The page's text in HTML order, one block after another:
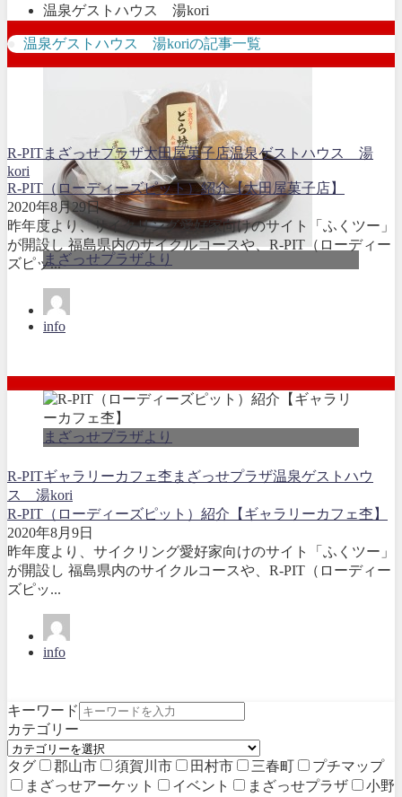
温泉ゲストハウス 湯kori
温泉ゲストハウス 湯koriの記事一覧
まざっせプラザより
R-PITまざっせプラザ太田屋菓子店温泉ゲストハウス 湯
kori
R-PIT（ローディーズピット）紹介【太田屋菓子店】
2020年8月29日
昨年度より、サイクリング愛好家向けのサイト「ふくツー」
が開設し 福島県内のサイクルコースや、R-PIT（ローディー
ズピッ...
info
まざっせプラザより
R-PITギャラリーカフェ杢 まざっせプラザ温泉ゲストハウ
ス 湯kori
R-PIT（ローディーズピット）紹介【ギャラリーカフェ杢】
2020年8月9日
昨年度より、サイクリング愛好家向けのサイト「ふくツー」
が開設し 福島県内のサイクルコースや、R-PIT（ローディー
ズピッ...
info
キーワード
カテゴリー
タグ 郡山市 須賀川市 田村市 三春町
プチマップ
まざっせアーケット
イベント まざっせプラザ
小野